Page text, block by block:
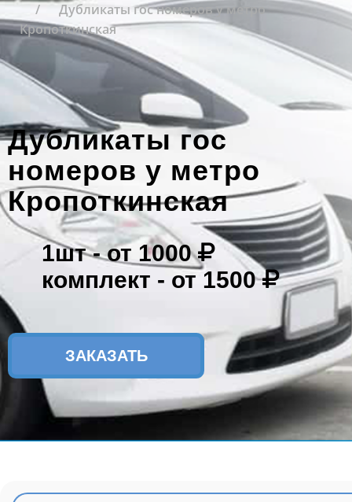
Дубликаты гос номеров у метро
Кропоткинская
Дубликаты гос
номеров у метро
Кропоткинская
1шт -от 1000
комплект - от 1500
ЗАКАЗАТЬ